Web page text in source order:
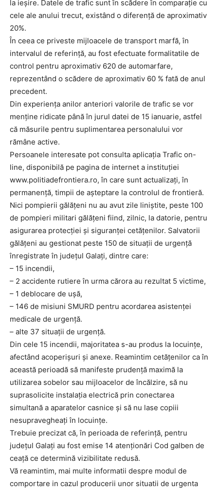
la ieșire. Datele de trafic sunt în scădere în comparație cu
cele ale anului trecut, existând o diferență de aproximativ
20%.
În ceea ce priveste mijloacele de transport marfă, în
intervalul de referinţă, au fost efectuate formalitatile de
control pentru aproximativ 620 de automarfare,
reprezentând o scădere de aproximativ 60 % fată de anul
precedent.
Din experienţa anilor anteriori valorile de trafic se vor
menține ridicate până în jurul datei de 15 ianuarie, astfel
că măsurile pentru suplimentarea personalului vor
rămâne active.
Persoanele interesate pot consulta aplicaţia Trafic on-
line, disponibilă pe pagina de internet a instituţiei
www.politiadefrontiera.ro, în care sunt actualizaţi, în
permanență, timpii de aşteptare la controlul de frontieră.
Nici pompierii gălățeni nu au avut zile liniștite, peste 100
de pompieri militari gălățeni fiind, zilnic, la datorie, pentru
asigurarea protecției și siguranței cetățenilor. Salvatorii
gălățeni au gestionat peste 150 de situații de urgență
înregistrate în județul Galați, dintre care:
– 15 incendii,
– 2 accidente rutiere în urma cărora au rezultat 5 victime,
– 1 deblocare de ușă,
– 146 de misiuni SMURD pentru acordarea asistenței
medicale de urgență.
– alte 37 situații de urgență.
Din cele 15 incendii, majoritatea s-au produs la locuințe,
afectând acoperișuri și anexe. Reamintim cetățenilor ca în
această perioadă să manifeste prudență maximă la
utilizarea sobelor sau mijloacelor de încălzire, să nu
suprasolicite instalația electrică prin conectarea
simultană a aparatelor casnice și să nu lase copiii
nesupravegheați în locuințe.
Trebuie precizat că, în perioada de referință, pentru
județul Galați au fost emise 14 atenționări Cod galben de
ceață ce determină vizibilitate redusă.
Vă reamintim, mai multe informatii despre modul de
comportare in cazul producerii unor situatii de urgenta